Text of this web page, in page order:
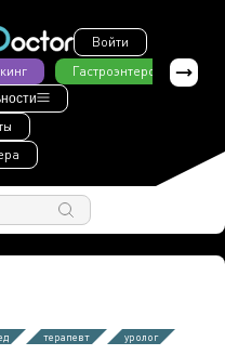
Войти
Гастроэнтерология
терапевт
уролог